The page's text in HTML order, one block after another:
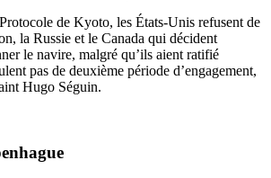
de Kyoto, les États-Unis refusent de
la Russie et le Canada qui décident
le navire, malgré qu’ils aient ratifié
pas de deuxième période d’engagement,
Hugo Séguin.